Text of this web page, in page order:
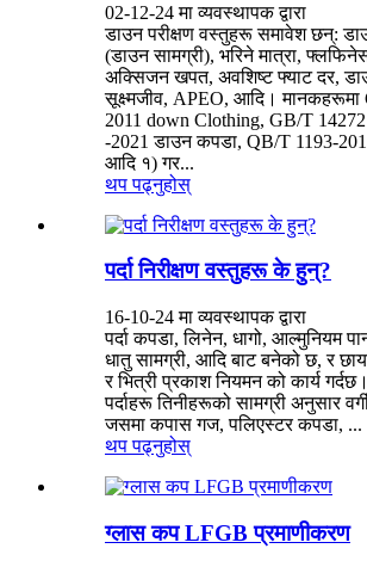
02-12-24 मा व्यवस्थापक द्वारा
डाउन परीक्षण वस्तुहरू समावेश छन्:
(डाउन सामग्री), भरिने मात्रा,
अक्सिजन खपत, अवशिष्ट फ्याट दर,
सूक्ष्मजीव, APEO, आदि।
2011 down Clothing, GB/T
-2021 डाउन कपडा, QB/T 1193-
आदि १) गर...
थप पढ्नुहोस्
पर्दा निरीक्षण वस्तुहरू के हुन्?
16-10-24 मा व्यवस्थापक द्वारा
पर्दा कपडा, लिनेन, धागो, आल्मुनियम
धातु सामग्री, आदि बाट बनेको छ, र
र भित्री प्रकाश नियमन को कार्य
पर्दाहरू तिनीहरूको सामग्री अनुसार
जसमा कपास गज, पलिएस्टर कपडा, ...
थप पढ्नुहोस्
ग्लास कप LFGB प्रमाणीकरण